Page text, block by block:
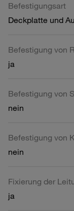
Befestigungsart
Deckplatte und
Befestigung von
ja
Befestigung von
nein
Befestigung von
nein
Fixierung der
ja